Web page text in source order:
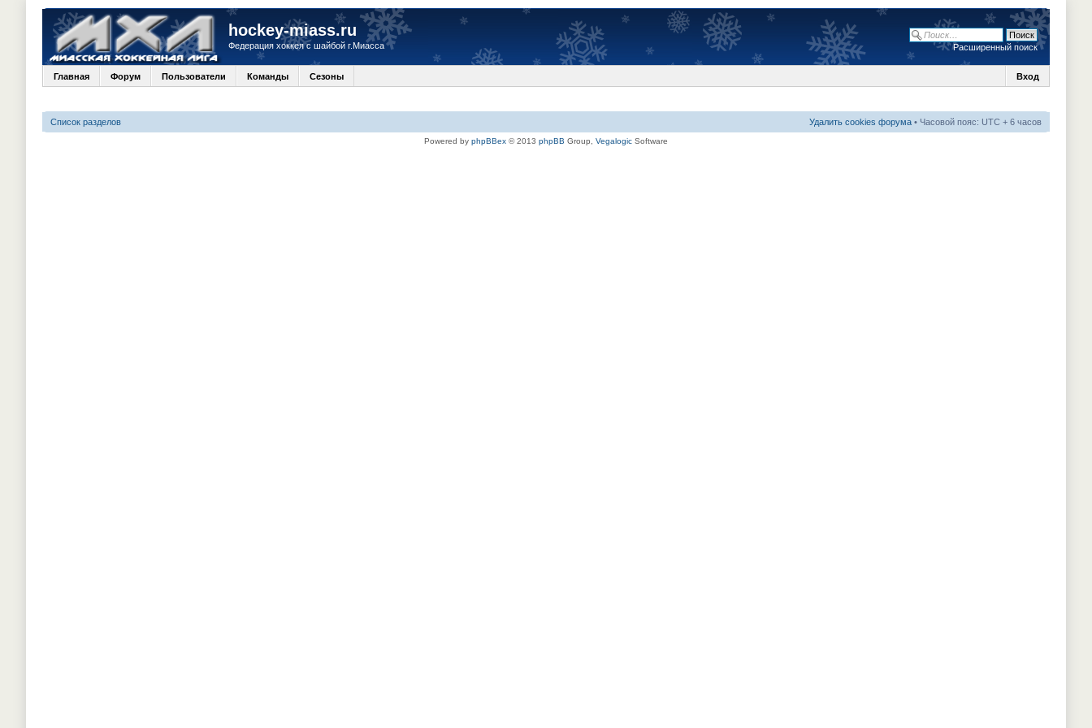
hockey-miass.ru
Федерация хоккея с шайбой г.Миасса Расширенный поиск
Главная Форум Пользователи Команды Сезоны Вход
Список разделов Удалить cookies форума • Часовой пояс: UTC + 6 часов
Powered by phpBBex © 2013 phpBB Group, Vegalogic Software